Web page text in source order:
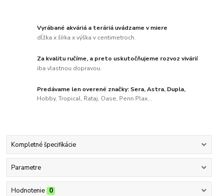
Vyrábané akváriá a teráriá uvádzame v miere
dĺžka x šírka x výška v centimetroch.
Za kvalitu ručíme, a preto uskutočňujeme rozvoz vivárií
iba vlastnou dopravou.
Predávame len overené značky: Sera, Astra, Dupla,
Hobby, Tropical, Rataj, Oase, Penn Plax...
Kompletné špecifikácie
Parametre
Hodnotenie 0